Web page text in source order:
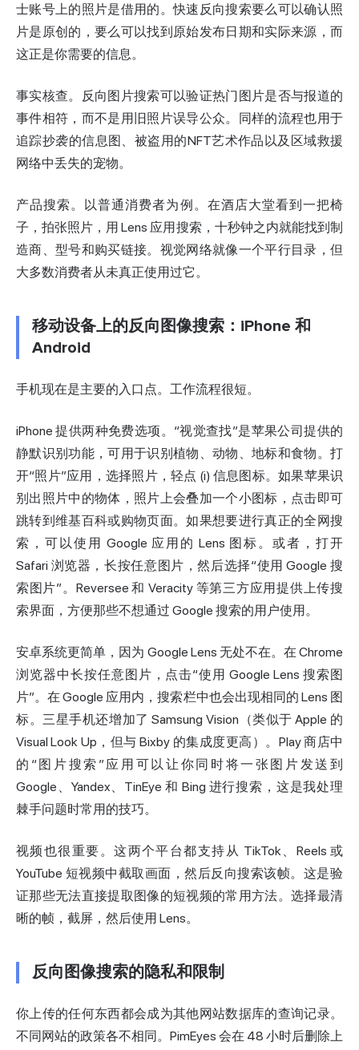
士账号上的照片是借用的。快速反向搜索要么可以确认照
片是原创的，要么可以找到原始发布日期和实际来源，而
这正是你需要的信息。
事实核查。反向图片搜索可以验证热门图片是否与报道的
事件相符，而不是用旧照片误导公众。同样的流程也用于
追踪抄袭的信息图、被盗用的NFT艺术作品以及区域救援
网络中丢失的宠物。
产品搜索。以普通消费者为例。在酒店大堂看到一把椅
子，拍张照片，用 Lens 应用搜索，十秒钟之内就能找到制
造商、型号和购买链接。视觉网络就像一个平行目录，但
大多数消费者从未真正使用过它。
移动设备上的反向图像搜索：iPhone 和
Android
手机现在是主要的入口点。工作流程很短。
iPhone 提供两种免费选项。“视觉查找”是苹果公司提供的
静默识别功能，可用于识别植物、动物、地标和食物。打
开“照片”应用，选择照片，轻点 (i) 信息图标。如果苹果识
别出照片中的物体，照片上会叠加一个小图标，点击即可
跳转到维基百科或购物页面。如果想要进行真正的全网搜
索，可以使用 Google 应用的 Lens 图标。或者，打开
Safari 浏览器，长按任意图片，然后选择“使用 Google 搜
索图片”。Reversee 和 Veracity 等第三方应用提供上传搜
索界面，方便那些不想通过 Google 搜索的用户使用。
安卓系统更简单，因为 Google Lens 无处不在。在 Chrome
浏览器中长按任意图片，点击“使用 Google Lens 搜索图
片”。在 Google 应用内，搜索栏中也会出现相同的 Lens 图
标。三星手机还增加了 Samsung Vision（类似于 Apple 的
Visual Look Up，但与 Bixby 的集成度更高）。Play 商店中
的“图片搜索”应用可以让你同时将一张图片发送到
Google、Yandex、TinEye 和 Bing 进行搜索，这是我处理
棘手问题时常用的技巧。
视频也很重要。这两个平台都支持从 TikTok、Reels 或
YouTube 短视频中截取画面，然后反向搜索该帧。这是验
证那些无法直接提取图像的短视频的常用方法。选择最清
晰的帧，截屏，然后使用 Lens。
反向图像搜索的隐私和限制
你上传的任何东西都会成为其他网站数据库的查询记录。
不同网站的政策各不相同。PimEyes 会在 48 小时后删除上